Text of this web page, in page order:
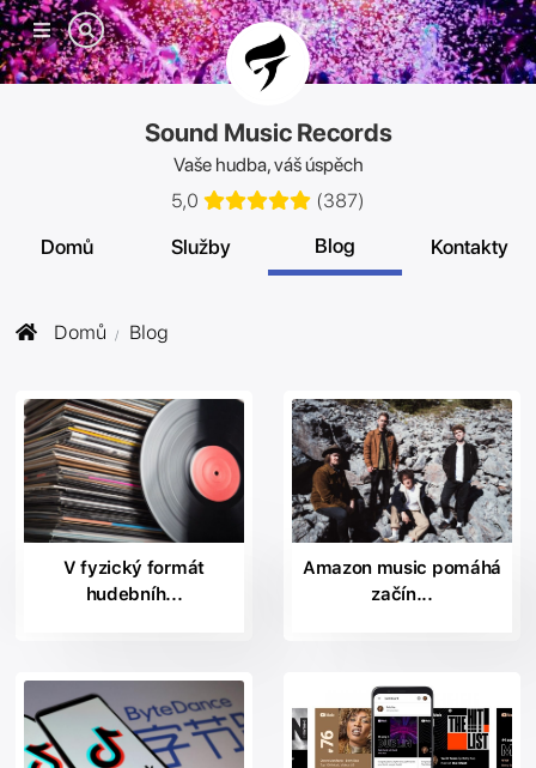
Mobilní
menu
Sound Music Records
Vaše hudba, váš úspěch
5,0
(387)
Domů Služby Blog Kontakty
Domů Blog
V fyzický formát
hudebníh...
Amazon music pomáhá
začín...